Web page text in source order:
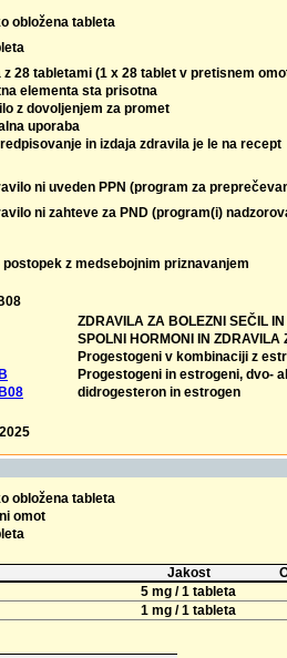
obložena tableta
z 28 tabletami (1 x 28 tablet v pretisnem
elementa sta prisotna
z dovoljenjem za promet
uporaba
in izdaja zdravila je le na recept
ni uveden PPN (program za
ni zahteve za PND (program(i)
postopek z medsebojnim priznavanjem
ZDRAVILA ZA BOLEZNI SEČIL
SPOLNI HORMONI IN
Progestogeni v kombinaciji z
Progestogeni in estrogeni, dvo-
didrogesteron in estrogen
obložena tableta
omot
Jakost
5 mg / 1 tableta
1 mg / 1 tableta